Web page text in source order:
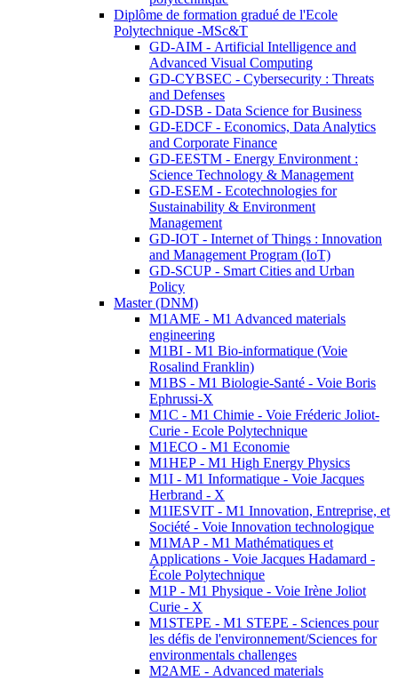
Diplôme de formation gradué de l'Ecole
Polytechnique -MSc&T
GD-AIM - Artificial Intelligence and
Advanced Visual Computing
GD-CYBSEC - Cybersecurity : Threats
and Defenses
GD-DSB - Data Science for Business
GD-EDCF - Economics, Data Analytics
and Corporate Finance
GD-EESTM - Energy Environment :
Science Technology & Management
GD-ESEM - Ecotechnologies for
Sustainability & Environment
Management
GD-IOT - Internet of Things : Innovation
and Management Program (IoT)
GD-SCUP - Smart Cities and Urban
Policy
Master (DNM)
M1AME - M1 Advanced materials
engineering
M1BI - M1 Bio-informatique (Voie
Rosalind Franklin)
M1BS - M1 Biologie-Santé - Voie Boris
Ephrussi-X
M1C - M1 Chimie - Voie Fréderic Joliot-
Curie - Ecole Polytechnique
M1ECO - M1 Economie
M1HEP - M1 High Energy Physics
M1I - M1 Informatique - Voie Jacques
Herbrand - X
M1IESVIT - M1 Innovation, Entreprise, et
Société - Voie Innovation technologique
M1MAP - M1 Mathématiques et
Applications - Voie Jacques Hadamard -
École Polytechnique
M1P - M1 Physique - Voie Irène Joliot
Curie - X
M1STEPE - M1 STEPE - Sciences pour
les défis de l'environnement/Sciences for
environmentals challenges
M2AME - Advanced materials